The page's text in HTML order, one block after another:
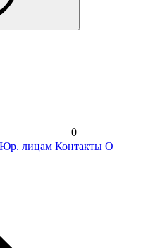
0
Юр. лицам Контакты О